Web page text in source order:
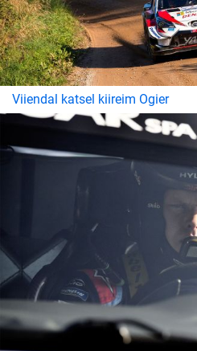
Viiendal katsel kiireim Ogier